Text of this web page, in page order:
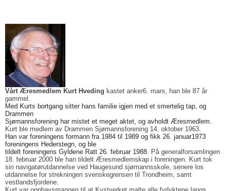
Vårt Æresmedlem Kurt Hveding kastet anker6. mars, han ble 87 år
gammel.
Med Kurts bortgang sitter hans familie igjen med et smertelig tap, og
Drammen
Sjømannsforening har mistet et meget aktet, og avholdt Æresmedlem.
Kurt ble medlem av Drammen Sjømannsforening 14. oktober 1963.
Han var foreningens formann fra 1984 til 1989 og fikk 26. januar1973
foreningens Hederstegn, og ble
tildelt foreningens Gyldene Ratt 26. februar 1988.
På generalforsamlingen
18. februar 2000 ble han tildelt Æresmedlemskap i foreningen.
Kurt tok
sin navigatørutdannelse ved Haugesund sjømannsskole, senere los
utdannelse for strekningen svenskegrensen til Trondheim, samt
vestlandsfjordene.